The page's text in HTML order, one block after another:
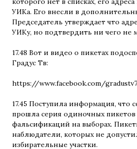
УИКа. Его внесли в
Председатель утверждает что
УИКу, но подтвердить ни чего не
17.48 Вот и видео о пикетах
Градус Тв:
https://www.facebook.com/
17.45 Поступила информация, что
прошла серия одиночных пикетов
фальсификаций на выборах.
наблюдатели, которых не
избирательные участки.